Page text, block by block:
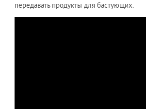
передавать продукты для бастующих.